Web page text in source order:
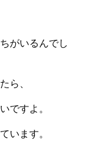
がいるんでし
ら、
ですよ。
います。